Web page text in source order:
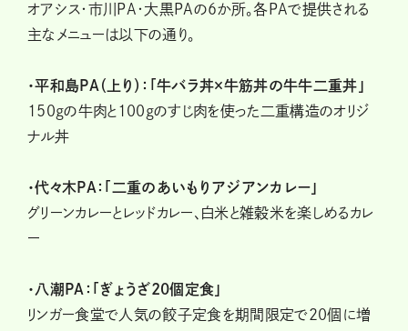
オアシス・市川PA・大黒PAの6か所。各PAで提供される
主なメニューは以下の通り。
・平和島PA（上り）：「牛バラ丼×牛筋丼の牛牛二重丼」
150gの牛肉と100gのすじ肉を使った二重構造のオリジ
ナル丼
・代々木PA：「二重のあいもりアジアンカレー」
グリーンカレーとレッドカレー、白米と雑穀米を楽しめるカレ
ー
・八潮PA：「ぎょうざ20個定食」
リンガー食堂で人気の餃子定食を期間限定で20個に増